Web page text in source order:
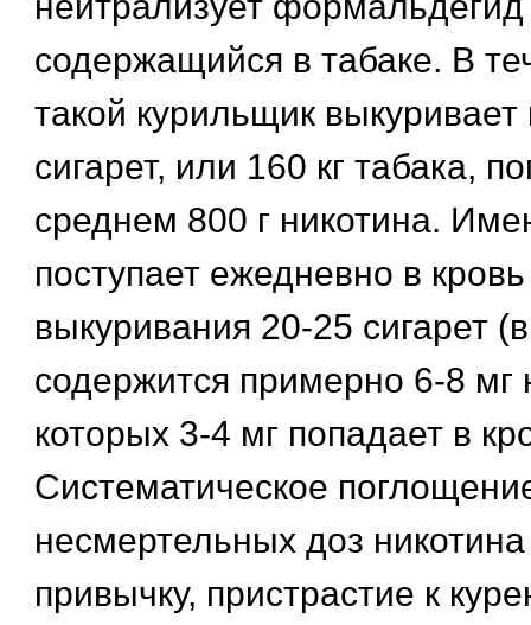
содержащийся в табаке. В
такой курильщик
сигарет, или 160 кг табака,
среднем 800 г никотина.
поступает ежедневно в
выкуривания 20-25 сигарет
содержится примерно 6-8 мг
которых 3-4 мг попадает в
Систематическое
несмертельных доз
привычку, пристрастие к